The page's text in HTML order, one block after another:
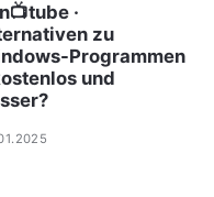
·
zu
Programmen
und